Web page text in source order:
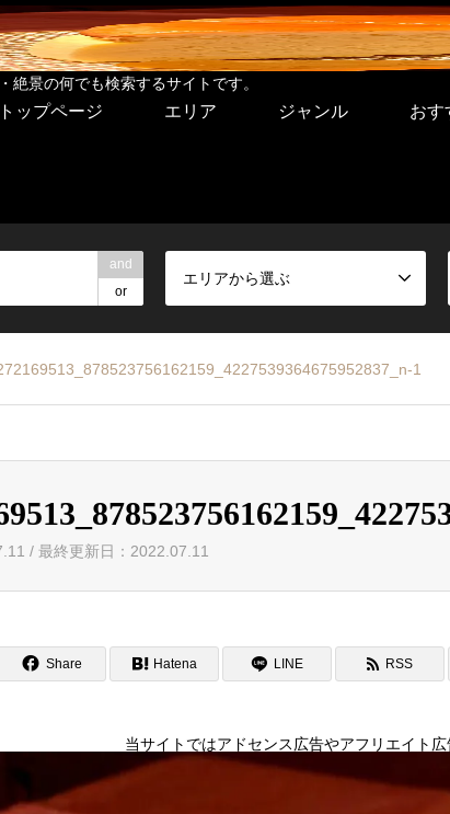
絶景の何でも検索するサイトです。
トップページ エリア ジャンル おす
and
or
エリアから選ぶ
1
/ 最終更新日：2022.07.11
Share Hatena LINE RSS
当サイトではアドセンス広告やアフリエイト